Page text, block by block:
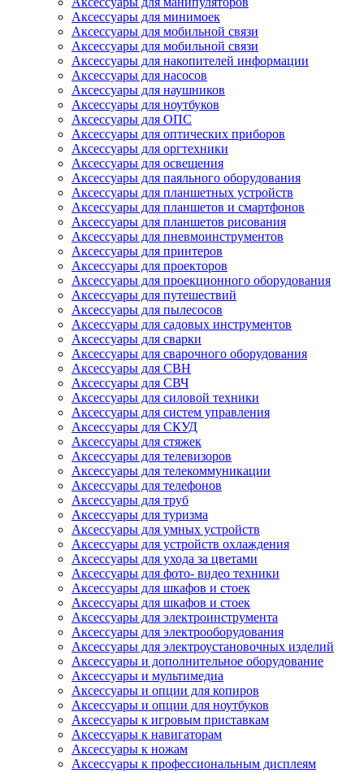
Аксессуары для минимоек
Аксессуары для мобильной связи
Аксессуары для мобильной связи
Аксессуары для накопителей информации
Аксессуары для насосов
Аксессуары для наушников
Аксессуары для ноутбуков
Аксессуары для ОПС
Аксессуары для оптических приборов
Аксессуары для оргтехники
Аксессуары для освещения
Аксессуары для паяльного оборудования
Аксессуары для планшетных устройств
Аксессуары для планшетов и смартфонов
Аксессуары для планшетов рисования
Аксессуары для пневмоинструментов
Аксессуары для принтеров
Аксессуары для проекторов
Аксессуары для проекционного оборудования
Аксессуары для путешествий
Аксессуары для пылесосов
Аксессуары для садовых инструментов
Аксессуары для сварки
Аксессуары для сварочного оборудования
Аксессуары для СВН
Аксессуары для СВЧ
Аксессуары для силовой техники
Аксессуары для систем управления
Аксессуары для СКУД
Аксессуары для стяжек
Аксессуары для телевизоров
Аксессуары для телекоммуникации
Аксессуары для телефонов
Аксессуары для труб
Аксессуары для туризма
Аксессуары для умных устройств
Аксессуары для устройств охлаждения
Аксессуары для ухода за цветами
Аксессуары для фото- видео техники
Аксессуары для шкафов и стоек
Аксессуары для шкафов и стоек
Аксессуары для электроинструмента
Аксессуары для электрооборудования
Аксессуары для электроустановочных изделий
Аксессуары и дополнительное оборудование
Аксессуары и мультимедиа
Аксессуары и опции для копиров
Аксессуары и опции для ноутбуков
Аксессуары к игровым приставкам
Аксессуары к навигаторам
Аксессуары к ножам
Аксессуары к профессиональным дисплеям